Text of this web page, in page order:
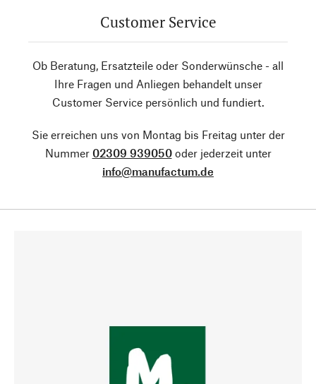
Customer Service
Ob Beratung, Ersatzteile oder Sonderwünsche - all
Ihre Fragen und Anliegen behandelt unser
Customer Service persönlich und fundiert.
Sie erreichen uns von Montag bis Freitag unter der
Nummer 02309 939050oder jederzeit unter
info@manufactum.de